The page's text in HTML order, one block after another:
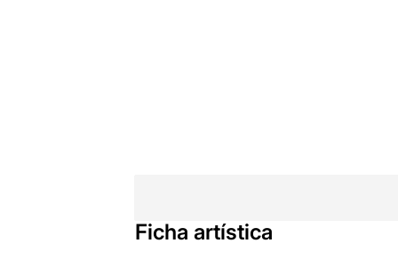
Ficha artística